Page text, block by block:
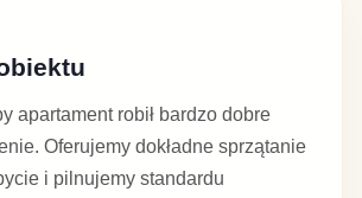
apartament robił bardzo dobre
Oferujemy dokładne sprzątanie
i pilnujemy standardu